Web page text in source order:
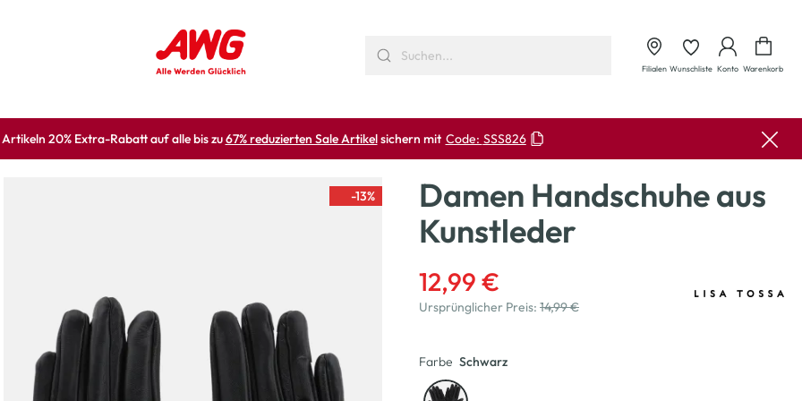
Filialen Wunschliste Konto Warenkorb
20% Extra-Rabatt auf alle bis zu67% reduzierten Sale Artikelsichern mit Code: SSS826
-13%
Damen Handschuhe aus
Kunstleder
12,99 €
Ursprünglicher Preis: 14,99 €
Farbe Schwarz